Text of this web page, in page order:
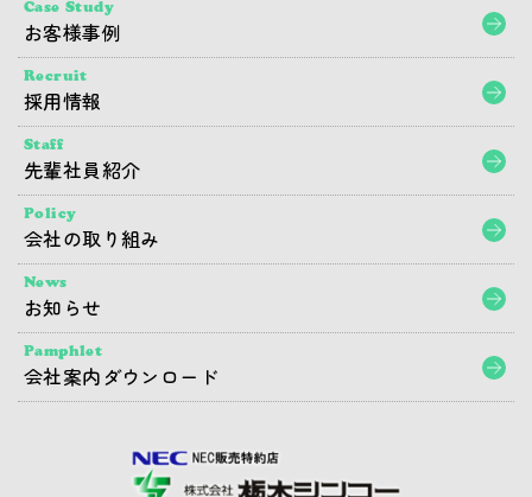
Case Study
お客様事例
Recruit
採用情報
Staff
先輩社員紹介
Policy
会社の取り組み
News
お知らせ
Pamphlet
会社案内ダウンロード